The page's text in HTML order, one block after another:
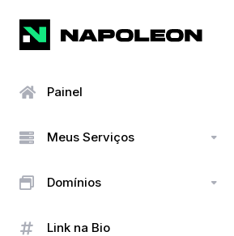
Painel
Meus Serviços
Domínios
Link na Bio